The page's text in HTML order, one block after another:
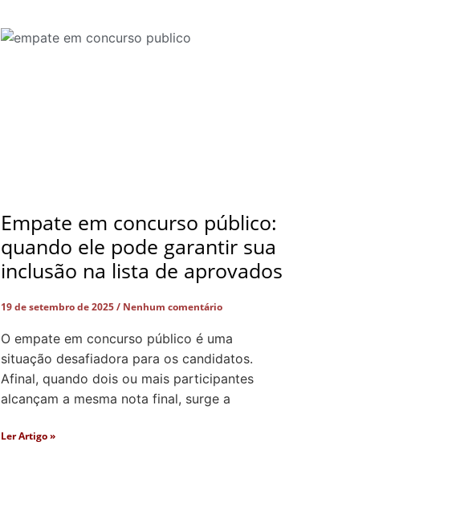
Empate em concurso público:
quando ele pode garantir sua
inclusão na lista de aprovados
19 de setembro de 2025 Nenhum comentário
O empate em concurso público é uma
situação desafiadora para os candidatos.
Afinal, quando dois ou mais participantes
alcançam a mesma nota final, surge a
Ler Artigo »